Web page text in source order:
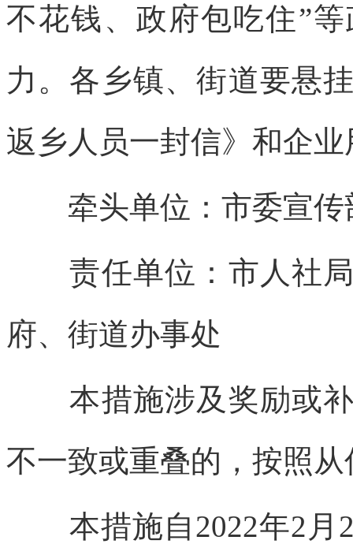
不花钱、政府包吃住”
力。各乡镇、街道要悬
返乡人员一封信》和企
牵头单位：市委宣传
责任单位：市人社局
府、街道办事处
本措施涉及奖励或补
不一致或重叠的，按照
本措施自2022年2月2